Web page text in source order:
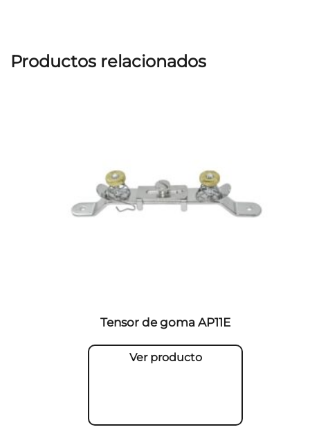
Productos relacionados
Tensor de goma AP11E
Ver producto